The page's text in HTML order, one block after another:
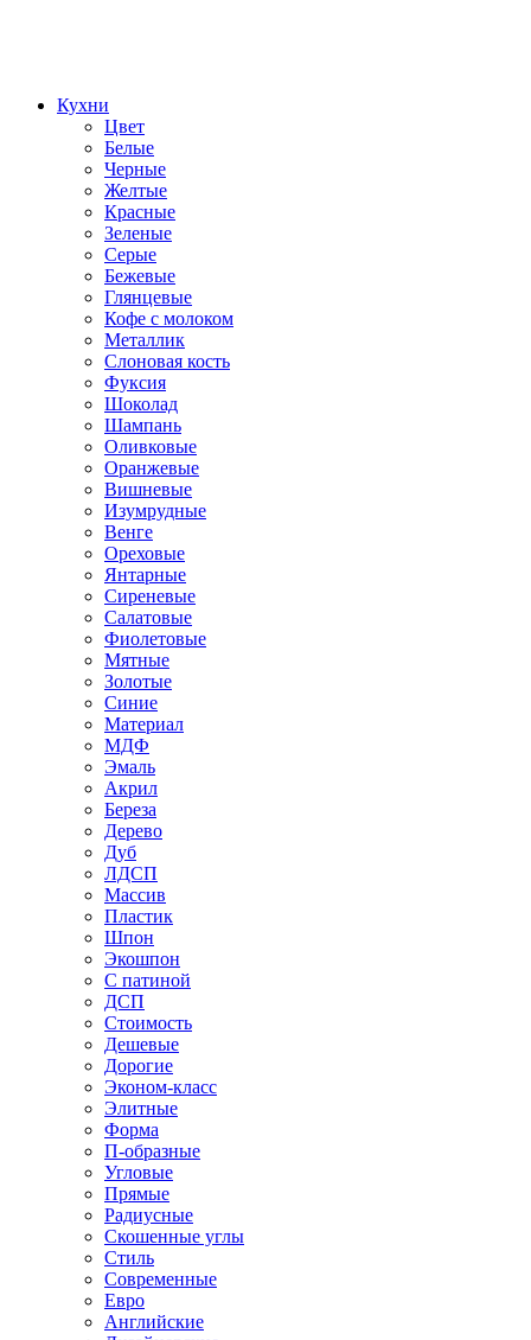
Кухни
Цвет
Белые
Черные
Желтые
Красные
Зеленые
Серые
Бежевые
Глянцевые
Кофе с молоком
Металлик
Слоновая кость
Фуксия
Шоколад
Шампань
Оливковые
Оранжевые
Вишневые
Изумрудные
Венге
Ореховые
Янтарные
Сиреневые
Салатовые
Фиолетовые
Мятные
Золотые
Синие
Материал
МДФ
Эмаль
Акрил
Береза
Дерево
Дуб
ЛДСП
Массив
Пластик
Шпон
Экошпон
С патиной
ДСП
Стоимость
Дешевые
Дорогие
Эконом-класс
Элитные
Форма
П-образные
Угловые
Прямые
Радиусные
Скошенные углы
Стиль
Современные
Евро
Английские